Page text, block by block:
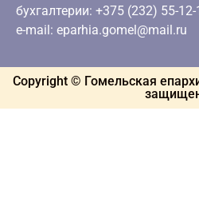
бухгалтерии: +375 (232) 55-12-
e-mail: eparhia.gomel@mail.ru
Copyright © Гомельская